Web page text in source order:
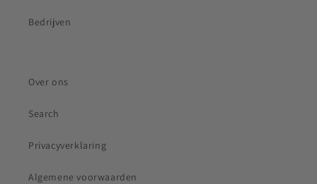
Bedrijven
Over ons
Search
Privacyverklaring
Algemene voorwaarden